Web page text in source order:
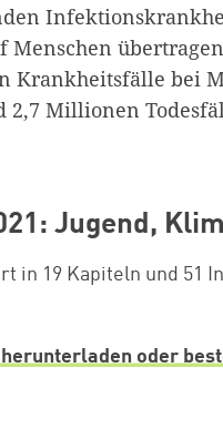
Krankheitsfälle bei
Millionen
Jugend,
in 19 Kapiteln und 51
oder